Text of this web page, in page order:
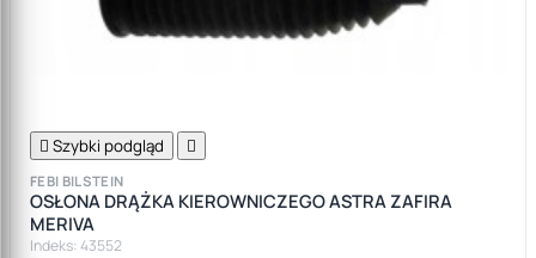
 Szybki podgląd 
FEBI BILSTEIN
OSŁONA DRĄŻKA KIEROWNICZEGO ASTRA ZAFIRA
MERIVA
Indeks: 43552